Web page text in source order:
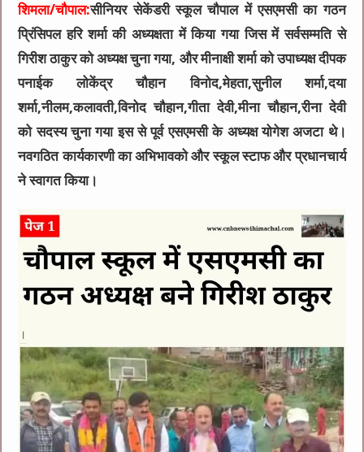
शिमला/चौपाल:सीनियर सेकेंडरी स्कूल चौपाल में एसएमसी का गठन
प्रिंसिपल हरि शर्मा की अध्यक्षता में किया गया जिस में सर्वसम्मति से
गिरीश ठाकुर को अध्यक्ष चुना गया, और मीनाक्षी शर्मा को उपाध्यक्ष दीपक
पनाईक लोकेंद्र चौहान विनोद,मेहता,सुनील शर्मा,दया
शर्मा,नीलम,कलावती,विनोद चौहान,गीता देवी,मीना चौहान,रीना देवी
को सदस्य चुना गया इस से पूर्व एसएमसी के अध्यक्ष योगेश अजटा थे।
नवगठित कार्यकारणी का अभिभावको और स्कूल स्टाफ और प्रधानचार्य
ने स्वागत किया।